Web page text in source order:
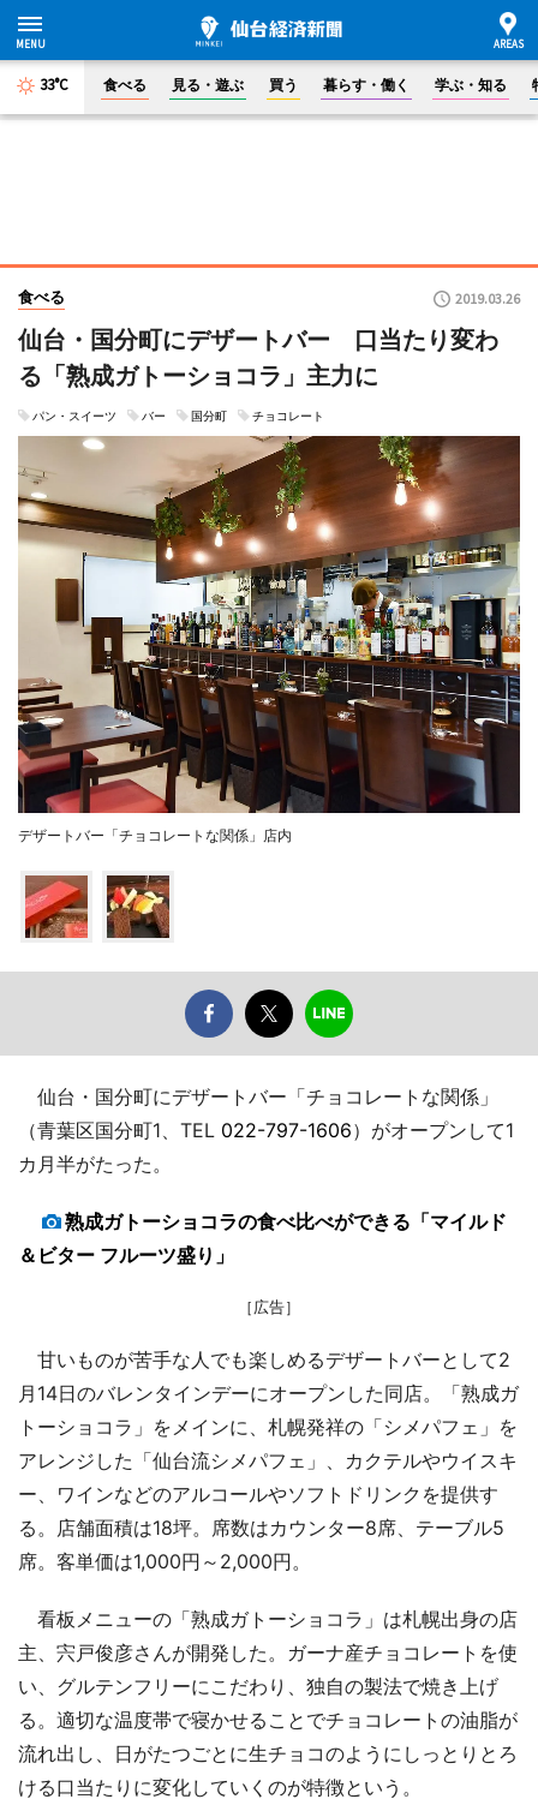
33°C 食べる 見る・遊ぶ 買う 暮らす・働く 学ぶ・知る
食べる 2019.03.26
仙台・国分町にデザートバー 口当たり変わ
る「熟成ガトーショコラ」主力に
パン・スイーツ バー 国分町 チョコレート
デザートバー「チョコレートな関係」店内
仙台・国分町にデザートバー「チョコレートな関係」
（青葉区国分町1、TEL 022-797-1606）がオープンして1
カ月半がたった。
熟成ガトーショコラの食べ比べができる「マイルド
＆ビター フルーツ盛り」
［広告］
甘いものが苦手な人でも楽しめるデザートバーとして2
月14日のバレンタインデーにオープンした同店。「熟成ガ
トーショコラ」をメインに、札幌発祥の「シメパフェ」を
アレンジした「仙台流シメパフェ」、カクテルやウイスキ
ー、ワインなどのアルコールやソフトドリンクを提供す
る。店舗面積は18坪。席数はカウンター8席、テーブル5
席。客単価は1,000円～2,000円。
看板メニューの「熟成ガトーショコラ」は札幌出身の店
主、宍戸俊彦さんが開発した。ガーナ産チョコレートを使
い、グルテンフリーにこだわり、独自の製法で焼き上げ
る。適切な温度帯で寝かせることでチョコレートの油脂が
流れ出し、日がたつごとに生チョコのようにしっとりとろ
ける口当たりに変化していくのが特徴という。